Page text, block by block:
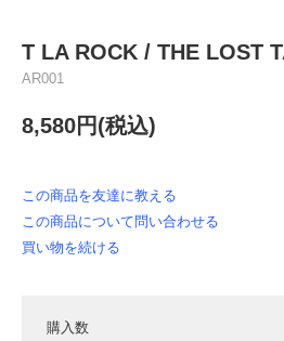
T LA ROCK / THE LOST
AR001
8,580円(税込)
この商品を友達に教える
この商品について問い合わせる
買い物を続ける
購入数